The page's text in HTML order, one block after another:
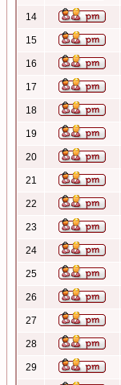
14
15
16
17
18
19
20
21
22
23
24
25
26
27
28
29